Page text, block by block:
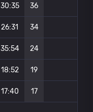
30:35 36
26:31 34
35:54 24
18:52 19
17:40 17